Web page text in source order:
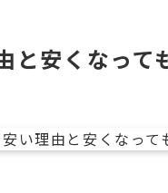
と安くなって